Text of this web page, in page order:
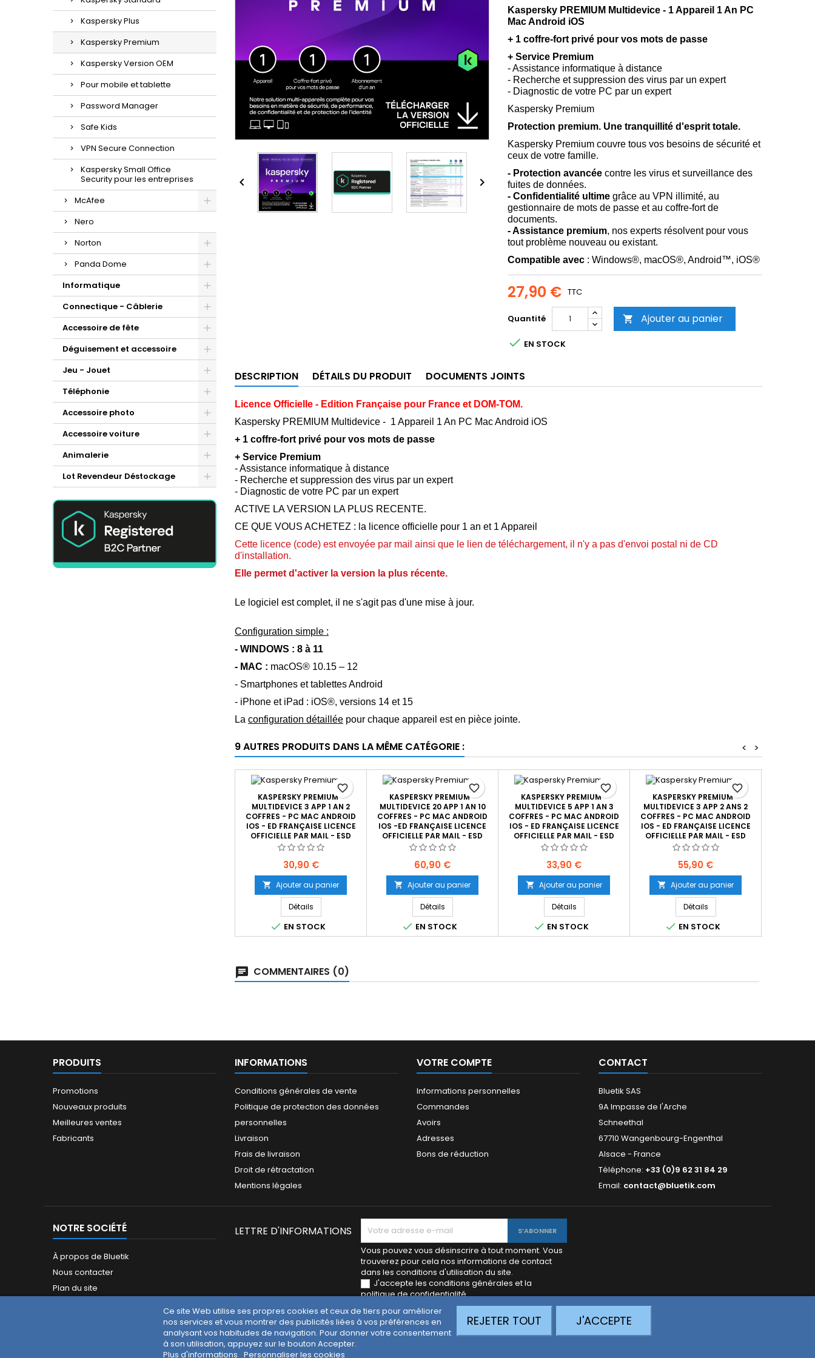
Kaspersky Plus
Kaspersky Premium
Kaspersky Version OEM
Pour mobile et tablette
Password Manager
Safe Kids
VPN Secure Connection
Kaspersky Small Office
Security pour les entreprises
McAfee
Nero
Norton
Panda Dome
Informatique
Connectique - Câblerie
Accessoire de fête
Déguisement et accessoire
Jeu - Jouet
Téléphonie
Accessoire photo
Accessoire voiture
Animalerie
Lot Revendeur Déstockage
 
Kaspersky PREMIUM Multidevice - 1 Appareil 1 An PC
Mac Android iOS
+ 1 coffre-fort privé pour vos mots de passe
+ Service Premium
- Assistance informatique à distance
- Recherche et suppression des virus par un expert
- Diagnostic de votre PC par un expert
Kaspersky Premium
Protection premium. Une tranquillité d'esprit totale.
Kaspersky Premium couvre tous vos besoins de sécurité et
ceux de votre famille.
- Protection avancée contre les virus et surveillance des
fuites de données.
- Confidentialité ultime grâce au VPN illimité, au
gestionnaire de mots de passe et au coffre-fort de
documents.
- Assistance premium, nos experts résolvent pour vous
tout problème nouveau ou existant.
Compatible avec : Windows®, macOS®, Android™, iOS®
27,90 € TTC
Quantité  Ajouter au panier
 EN STOCK
DESCRIPTION DÉTAILS DU PRODUIT DOCUMENTS JOINTS
Licence Officielle - Edition Française pour France et DOM-TOM.
Kaspersky PREMIUM Multidevice - 1 Appareil 1 An PC Mac Android iOS
+ 1 coffre-fort privé pour vos mots de passe
+ Service Premium
- Assistance informatique à distance
- Recherche et suppression des virus par un expert
- Diagnostic de votre PC par un expert
ACTIVE LA VERSION LA PLUS RECENTE.
CE QUE VOUS ACHETEZ : la licence officielle pour 1 an et 1 Appareil
Cette licence (code) est envoyée par mail ainsi que le lien de téléchargement, il n'y a pas d'envoi postal ni de CD
d'installation.
Elle permet d'activer la version la plus récente.
Le logiciel est complet, il ne s'agit pas d'une mise à jour.
Configuration simple :
- WINDOWS : 8 à 11
- MAC : macOS® 10.15 – 12
- Smartphones et tablettes Android
- iPhone et iPad : iOS®, versions 14 et 15
La configuration détaillée pour chaque appareil est en pièce jointe.
9 AUTRES PRODUITS DANS LA MÊME CATÉGORIE : >
<
KASPERSKY PREMIUM -
MULTIDEVICE 3 APP 1 AN 2
COFFRES - PC MAC ANDROID
IOS - ED FRANÇAISE LICENCE
OFFICIELLE PAR MAIL - ESD
Prix
30,90 €
 Ajouter au panier
Détails
 EN STOCK
favorite_border
KASPERSKY PREMIUM -
MULTIDEVICE 20 APP 1 AN 10
COFFRES - PC MAC ANDROID
IOS -ED FRANÇAISE LICENCE
OFFICIELLE PAR MAIL - ESD
Prix
60,90 €
 Ajouter au panier
Détails
 EN STOCK
favorite_border
KASPERSKY PREMIUM -
MULTIDEVICE 5 APP 1 AN 3
COFFRES - PC MAC ANDROID
IOS - ED FRANÇAISE LICENCE
OFFICIELLE PAR MAIL - ESD
Prix
33,90 €
 Ajouter au panier
Détails
 EN STOCK
favorite_border
KASPERSKY PREMIUM -
MULTIDEVICE 3 APP 2 ANS 2
COFFRES - PC MAC ANDROID
IOS - ED FRANÇAISE LICENCE
OFFICIELLE PAR MAIL - ESD
Prix
55,90 €
 Ajouter au panier
Détails
 EN STOCK
favorite_border
COMMENTAIRES (0)
PRODUITS
Promotions
Nouveaux produits
Meilleures ventes
Fabricants
INFORMATIONS
Conditions générales de vente
Politique de protection des données
personnelles
Livraison
Frais de livraison
Droit de rétractation
Mentions légales
VOTRE COMPTE
Informations personnelles
Commandes
Avoirs
Adresses
Bons de réduction
CONTACT
Bluetik SAS
9A Impasse de l'Arche
Schneethal
67710 Wangenbourg-Engenthal
Alsace - France
Téléphone: +33 (0)9 62 31 84 29
Email: contact@bluetik.com
Ce site Web utilise ses propres cookies et ceux de tiers pour améliorer
nos services et vous montrer des publicités liées à vos préférences en
analysant vos habitudes de navigation. Pour donner votre consentement
à son utilisation, appuyez sur le bouton Accepter.
Plus d'informations Personnaliser les cookies
REJETER TOUT J'ACCEPTE
NOTRE SOCIÉTÉ
À propos de Bluetik
Nous contacter
Plan du site
LETTRE D'INFORMATIONS
Vous pouvez vous désinscrire à tout moment. Vous
trouverez pour cela nos informations de contact
dans les conditions d'utilisation du site.
J'accepte les conditions générales et la
politique de confidentialité.